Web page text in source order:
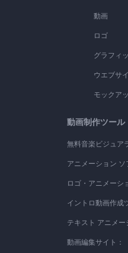
動画
ロゴ
グラフィ
ウエブサ
モックア
動画制作ツール
無料音楽ビジュア
アニメーション ソ
ロゴ・アニメーシ
イントロ動画作成
テキスト アニメ
動画編集サイト：